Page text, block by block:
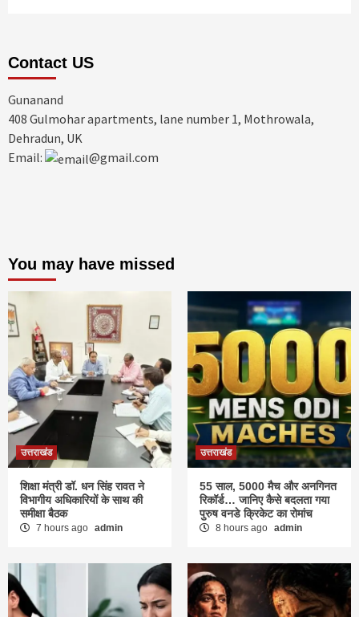
Contact US
Gunanand
408 Gulmohar apartments, lane number 1, Mothrowala,
Dehradun, UK
Email:
@gmail.com
You may have missed
उत्तराखंड
शिक्षा मंत्री डॉ. धन सिंह रावत ने
विभागीय अधिकारियों के साथ की
समीक्षा बैठक
7 hours ago admin
उत्तराखंड
55 साल, 5000 मैच और अनगिनत
रिकॉर्ड… जानिए कैसे बदलता गया
पुरुष वनडे क्रिकेट का रोमांच
8 hours ago admin